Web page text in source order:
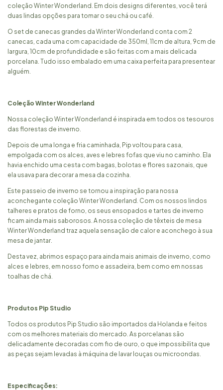
coleção Winter Wonderland. Em dois designs diferentes, você terá
duas lindas opções para tomar o seu chá ou café.
O set de canecas grandes da Winter Wonderland conta com 2
canecas, cada uma com capacidade de 350ml, 11cm de altura, 9cm de
largura, 10cm de profundidade e são feitas com a mais delicada
porcelana. Tudo isso embalado em uma caixa perfeita para presentear
alguém.
Coleção Winter Wonderland
Nossa coleção Winter Wonderland é inspirada em todos os tesouros
das florestas de inverno.
Depois de uma longa e fria caminhada, Pip voltou para casa,
empolgada com os alces, aves e lebres fofas que viu no caminho. Ela
havia enchido uma cesta com bagas, bolotas e flores sazonais, que
ela usava para decorar a mesa da cozinha.
Este passeio de inverno se tornou a inspiração para nossa
aconchegante coleção Winter Wonderland. Com os nossos lindos
talheres e pratos de forno, os seus ensopados e tartes de inverno
ficam ainda mais saborosos. A nossa coleção de têxteis de mesa
Winter Wonderland traz aquela sensação de calor e aconchego à sua
mesa de jantar.
Desta vez, abrimos espaço para ainda mais animais de inverno, como
alces e lebres, em nosso forno e assadeira, bem como em nossas
toalhas de chá.
Produtos Pip Studio
Todos os produtos Pip Studio são importados da Holanda e feitos
com os melhores materiais do mercado. As porcelanas são
delicadamente decoradas com fio de ouro, o que impossibilita que
as peças sejam levadas à máquina de lavar louças ou microondas.
Especificações: